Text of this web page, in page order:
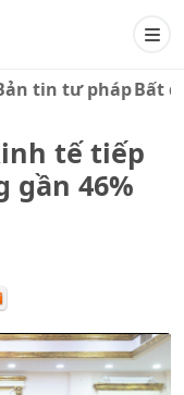
tin tư phápBất
tế tiếp
gần 46%